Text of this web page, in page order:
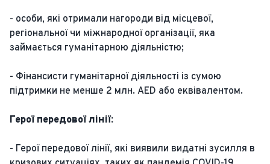
- особи, які отримали нагороди від місцевої,
регіональної чи міжнародної організації, яка
займається гуманітарною діяльністю;
- Фінансисти гуманітарної діяльності із сумою
підтримки не менше 2 млн. AED або еквівалентом.
Герої передової лінії:
- Герої передової лінії, які виявили видатні зусилля в